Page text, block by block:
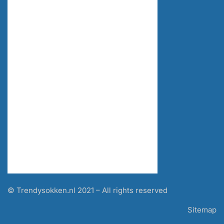
© Trendysokken.nl 2021 – All rights reserved
Sitemap